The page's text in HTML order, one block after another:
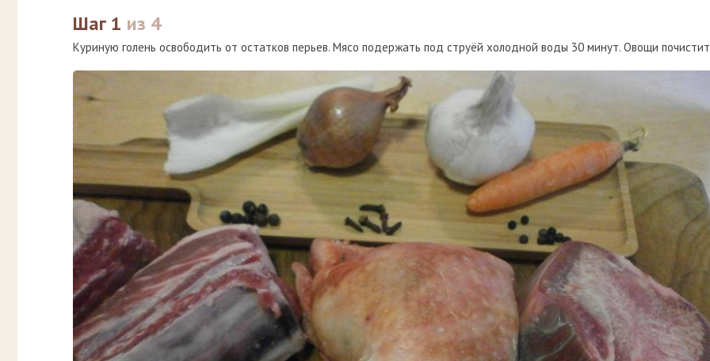
Шаг 1 из 4
Куриную голень освободить от остатков перьев. Мясо подержать под струёй холодной воды 30 минут. Овощи